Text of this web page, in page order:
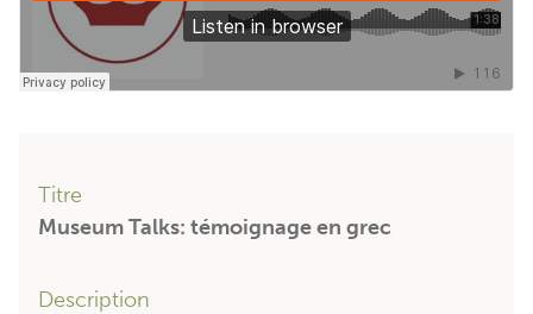
Titre
Museum Talks: témoignage en grec
Description